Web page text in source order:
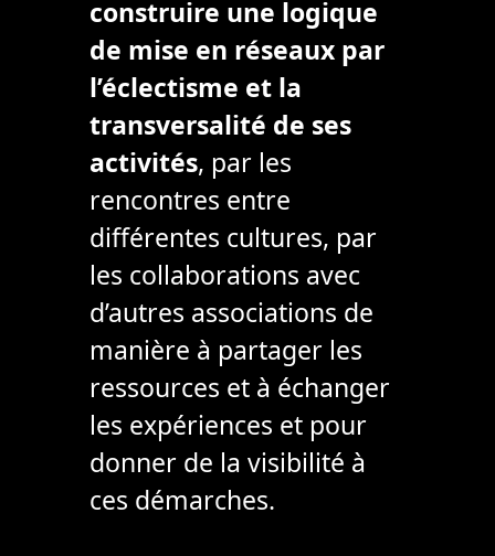
construire une logique
de mise en réseaux par
l’éclectisme et la
transversalité de ses
activités, par les
rencontres entre
différentes cultures, par
les collaborations avec
d’autres associations de
manière à partager les
ressources et à échanger
les expériences et pour
donner de la visibilité à
ces démarches.